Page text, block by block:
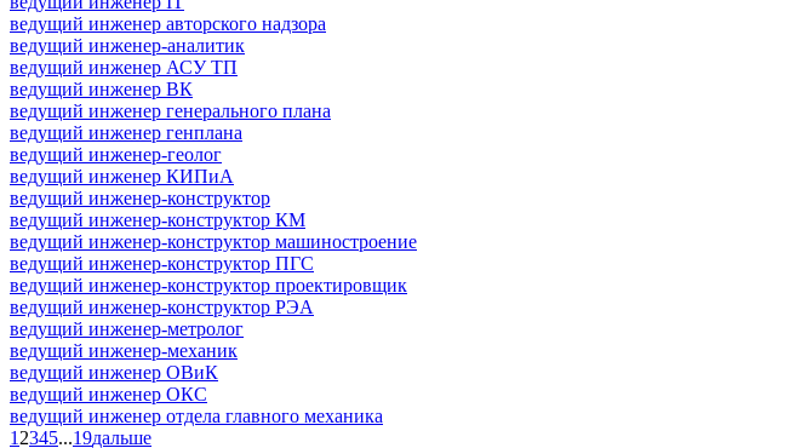
ведущий инженер авторского надзора
ведущий инженер-аналитик
ведущий инженер АСУ ТП
ведущий инженер ВК
ведущий инженер генерального плана
ведущий инженер генплана
ведущий инженер-геолог
ведущий инженер КИПиА
ведущий инженер-конструктор
ведущий инженер-конструктор КМ
ведущий инженер-конструктор машиностроение
ведущий инженер-конструктор ПГС
ведущий инженер-конструктор проектировщик
ведущий инженер-конструктор РЭА
ведущий инженер-метролог
ведущий инженер-механик
ведущий инженер ОВиК
ведущий инженер ОКС
ведущий инженер отдела главного механика
1 2345...19дальше